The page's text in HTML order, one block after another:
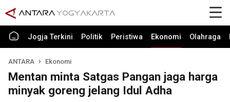
Jogja Terkini Politik Peristiwa Ekonomi Olahraga
ANTARA Ekonomi
Mentan minta Satgas Pangan jaga harga
minyak goreng jelang Idul Adha